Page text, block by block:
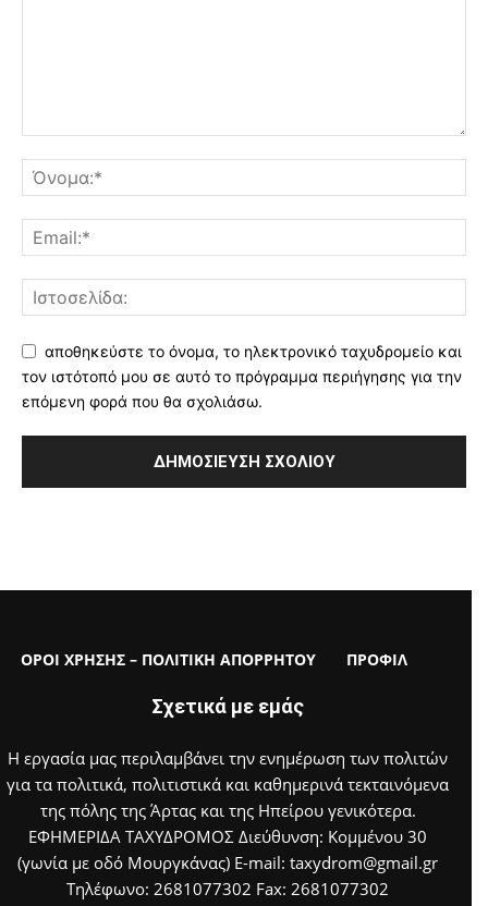
αποθηκεύστε το όνομα, το ηλεκτρονικό ταχυδρομείο και
τον ιστότοπό μου σε αυτό το πρόγραμμα περιήγησης για την
επόμενη φορά που θα σχολιάσω.
ΟΡΟΙ ΧΡΗΣΗΣ – ΠΟΛΙΤΙΚΗ ΑΠΟΡΡΗΤΟΥ ΠΡΟΦΙΛ
Σχετικά με εμάς
Η εργασία μας περιλαμβάνει την ενημέρωση των πολιτών
για τα πολιτικά, πολιτιστικά και καθημερινά τεκταινόμενα
της πόλης της Άρτας και της Ηπείρου γενικότερα.
ΕΦΗΜΕΡΙΔΑ ΤΑΧΥΔΡΟΜΟΣ Διεύθυνση: Κομμένου 30
(γωνία με οδό Μουργκάνας) E-mail: taxydrom@gmail.gr
Τηλέφωνο: 2681077302 Fax: 2681077302